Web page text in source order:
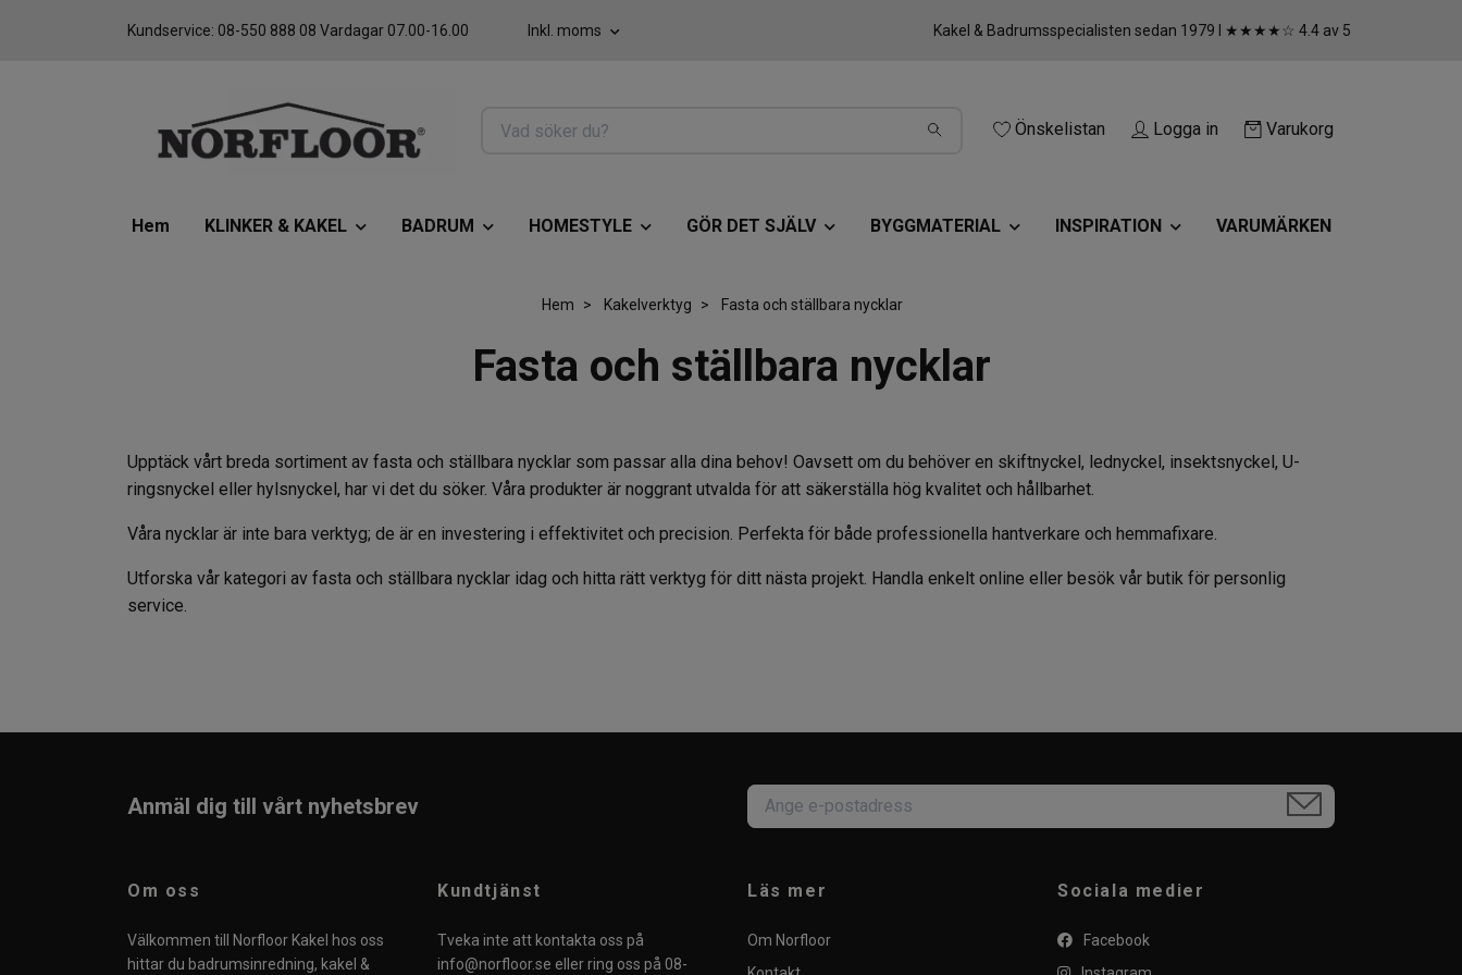
Kundservice: 08-550 888 08 Vardagar 07.00-16.00 Inkl. moms Kakel & Badrumsspecialisten sedan 1979 I ★★★★☆ 4.4 av 5
Önskelistan Logga in Varukorg
Hem KLINKER & KAKEL BADRUM HOMESTYLE GÖR DET SJÄLV BYGGMATERIAL INSPIRATION VARUMÄRKEN
Hem Kakelverktyg Fasta och ställbara nycklar
Fasta och ställbara nycklar
Upptäck vårt breda sortiment av fasta och ställbara nycklar som passar alla dina behov! Oavsett om du behöver en skiftnyckel, lednyckel, insektsnyckel, U-
ringsnyckel eller hylsnyckel, har vi det du söker. Våra produkter är noggrant utvalda för att säkerställa hög kvalitet och hållbarhet.
Våra nycklar är inte bara verktyg; de är en investering i effektivitet och precision. Perfekta för både professionella hantverkare och hemmafixare.
Utforska vår kategori av fasta och ställbara nycklar idag och hitta rätt verktyg för ditt nästa projekt. Handla enkelt online eller besök vår butik för personlig
service.
Anmäl dig till vårt nyhetsbrev
Om oss
Välkommen till Norfloor Kakel hos oss
hittar du badrumsinredning, kakel &
Kundtjänst
Tveka inte att kontakta oss på
info@norfloor.se eller ring oss på 08-
Läs mer
Om Norfloor
Sociala medier
Facebook